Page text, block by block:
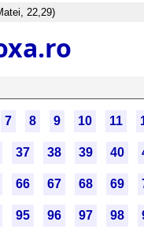
22,29)
7 8 9 10 11
37 38 39 40
66 67 68 69
95 96 97 98